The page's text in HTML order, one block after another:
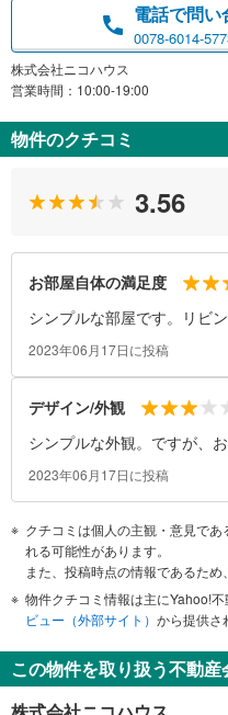
電話で問い
0078-6014-
株式会社ニコハウス
営業時間：10:00-19:00
物件のクチコミ
3.56
お部屋自体の満足度
シンプルな部屋です。リビ
子供がお風呂入るとき、廊
2023年06月17日に投稿
デザイン/外観
シンプルな外観。ですが、
もありません。近辺では一番
2023年06月17日に投稿
クチコミは個人の主観・意見で
れる可能性があります。
また、投稿時点の情報であるため
物件クチコミ情報は主にYahoo!
ビュー（外部サイト） から提供さ
この物件を取り扱う不動産